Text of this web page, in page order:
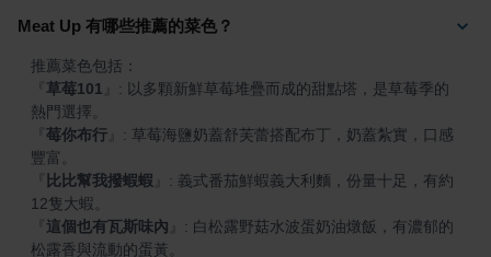
Meat Up 有哪些推薦的菜色？
草莓101
: 以多顆新鮮草莓堆疊而成的甜點塔，是草莓季的
莓你布行
: 草莓海鹽奶蓋舒芙蕾搭配布丁，奶蓋紮實，口感
比比幫我撥蝦蝦
: 義式番茄鮮蝦義大利麵，份量十足，有約
這個也有瓦斯味內
: 白松露野菇水波蛋奶油燉飯，有濃郁的